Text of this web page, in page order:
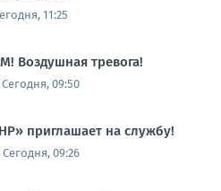
11:25
Воздушная тревога!
Сегодня, 09:50
приглашает на службу!
Сегодня, 09:26